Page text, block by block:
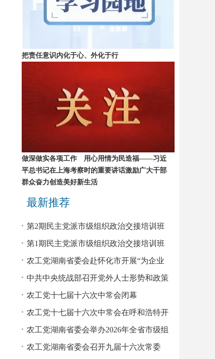
把责任意识内化于心、外化于行
做深做实各项工作 用心用情为民造福——习近
平总书记在上海考察时的重要讲话激励广大干部
群众奋力创造美好新生活
最新推荐
第2期民主党派市级组织政治交接培训班
农工党学员赴省委会机关座谈
第1期民主党派市级组织政治交接培训班
农工党学员赴省委会机关座谈
农工党湖南省委会赴怀化市开展“为企业
服务”民主监督调研
中共中央统战部召开党外人士形势和政策
报告会
农工党十七届十六次中常会闭幕
农工党十七届十六次中常会在呼和浩特开
幕
农工党湖南省委会举办2026年全省市级组
织领导班子成员培训班
农工党湖南省委会召开九届十六次常委